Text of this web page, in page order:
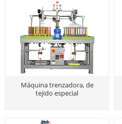
Máquina trenzadora, de
tejido especial